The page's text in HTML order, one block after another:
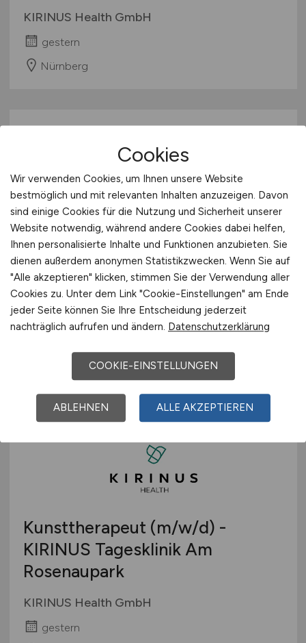
KIRINUS Health GmbH
gestern
Nürnberg
Gesundheits- und
Krankenpfleger / Co-Therapeut
(m/w/d)- Tagesklinik Am
Rosenaupark
KIRINUS Health GmbH
Kunsttherapeut (m/w/d) -
KIRINUS Tagesklinik Am
Rosenaupark
KIRINUS Health GmbH
gestern
Cookies
Wir verwenden Cookies, um Ihnen unsere Website
bestmöglich und mit relevanten Inhalten anzuzeigen. Davon
sind einige Cookies für die Nutzung und Sicherheit unserer
Website notwendig, während andere Cookies dabei helfen,
Ihnen personalisierte Inhalte und Funktionen anzubieten. Sie
dienen außerdem anonymen Statistikzwecken. Wenn Sie auf
"Alle akzeptieren" klicken, stimmen Sie der Verwendung aller
Cookies zu. Unter dem Link "Cookie-Einstellungen" am Ende
jeder Seite können Sie Ihre Entscheidung jederzeit
nachträglich aufrufen und ändern. Datenschutzerklärung
COOKIE-EINSTELLUNGEN
ABLEHNEN ALLE AKZEPTIEREN